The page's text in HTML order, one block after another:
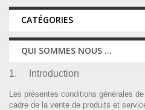
CATÉGORIES
QUI SOMMES NOUS ...
1. Introduction
Les présentes conditions générales
cadre de la vente de produits et